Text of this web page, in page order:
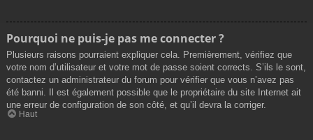
Pourquoi ne puis-je pas me connecter ?
Plusieurs raisons pourraient expliquer cela. Premièrement, vérifiez que
votre nom d’utilisateur et votre mot de passe soient corrects. S’ils le sont,
contactez un administrateur du forum pour vérifier que vous n’avez pas
été banni. Il est également possible que le propriétaire du site Internet ait
une erreur de configuration de son côté, et qu’il devra la corriger.
Haut